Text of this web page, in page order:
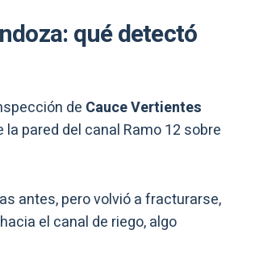
qué detectó
de Cauce Vertientes
pared del canal Ramo 12 sobre
antes, pero volvió a fracturarse,
el canal de riego, algo